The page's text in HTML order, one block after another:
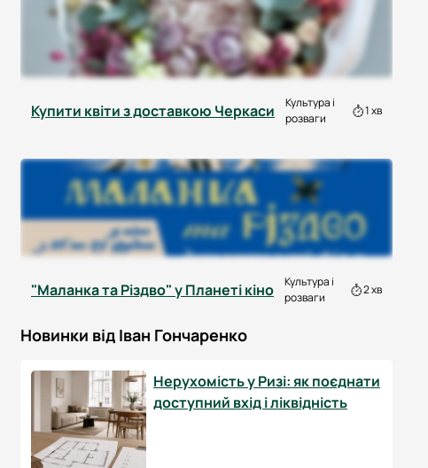
Купити квіти з доставкою Черкаси
Культура і
розваги
1 хв
"Маланка та Різдво" у Планеті кіно
Культура і
розваги
2 хв
Новинки від Іван Гончаренко
Нерухомість у Ризі: як поєднати
доступний вхід і ліквідність